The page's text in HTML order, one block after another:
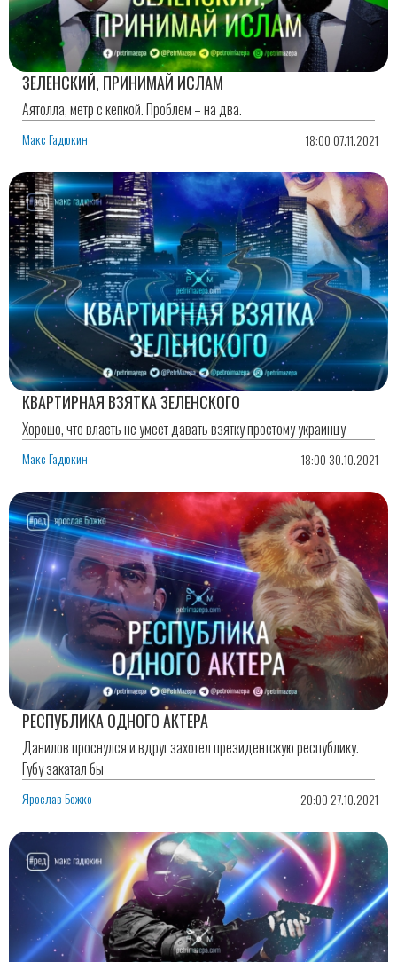
ЗЕЛЕНСКИЙ, ПРИНИМАЙ ИСЛАМ
Аятолла, метр с кепкой. Проблем – на два.
Макс Гадюкин 18:00 07.11.2021
КВАРТИРНАЯ ВЗЯТКА ЗЕЛЕНСКОГО
Хорошо, что власть не умеет давать взятку простому украинцу
Макс Гадюкин 18:00 30.10.2021
РЕСПУБЛИКА ОДНОГО АКТЕРА
Данилов проснулся и вдруг захотел президентскую республику.
Губу закатал бы
Ярослав Божко 20:00 27.10.2021